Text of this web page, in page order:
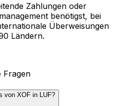
Zahlungen oder
benötigst, bei
Überweisungen
Ländern.
Fragen
von XOF in LUF?